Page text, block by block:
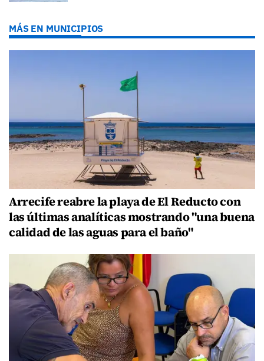
MÁS EN MUNICIPIOS
Arrecife reabre la playa de El Reducto con
las últimas analíticas mostrando "una buena
calidad de las aguas para el baño"